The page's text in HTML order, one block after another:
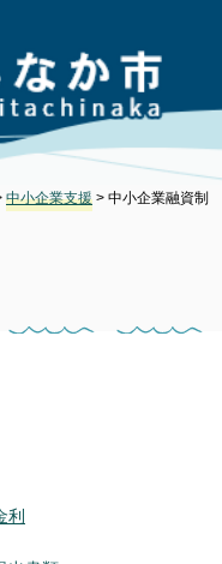
中小企業支援 > 中小企業融資制
利